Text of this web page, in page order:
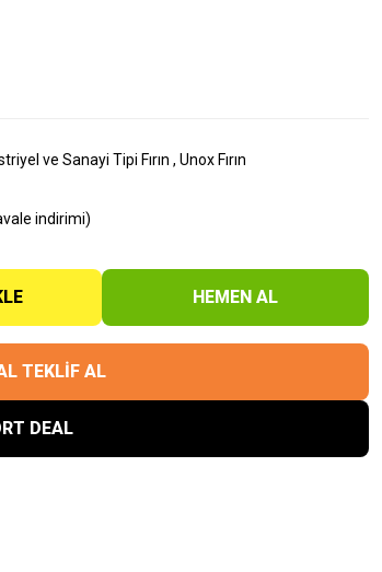
ve Sanayi Tipi Fırın , Unox Fırın
indirimi)
HEMEN AL
TEKLİF AL
DEAL